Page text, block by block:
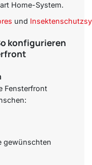
Home-System.
und
konfigurieren
Fensterfront
gewünschten